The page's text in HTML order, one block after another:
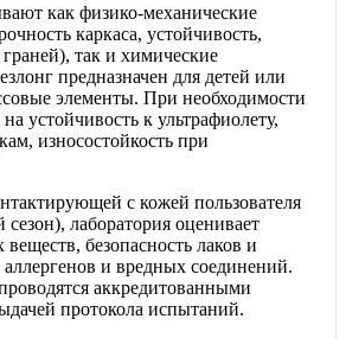
как физико-механические
каркаса, устойчивость,
так и химические
предназначен для детей или
элементы. При необходимости
устойчивость к ультрафиолету,
износостойкость при
с кожей пользователя
лаборатория оценивает
безопасность лаков и
аллергенов и вредных соединений.
аккредитованными
протокола испытаний.